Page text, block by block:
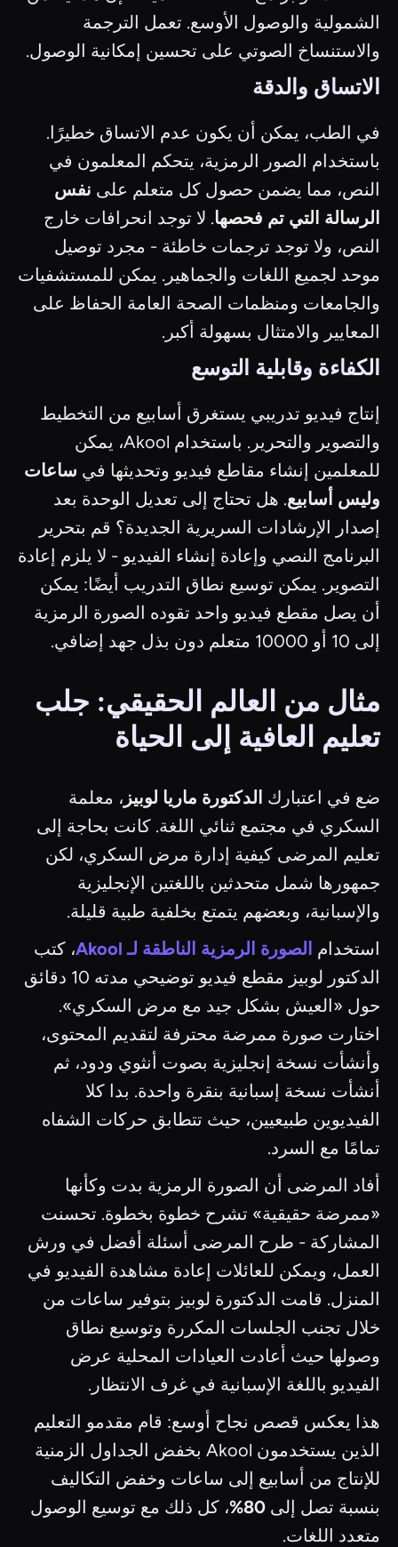
الشمولية والوصول الأوسع. تعمل الترجمة
والاستنساخ الصوتي على تحسين إمكانية الوصول.
الاتساق والدقة
في الطب، يمكن أن يكون عدم الاتساق خطيرًا.
باستخدام الصور الرمزية، يتحكم المعلمون في
النص، مما يضمن حصول كل متعلم على نفس
الرسالة التي تم فحصها. لا توجد انحرافات خارج
النص، ولا توجد ترجمات خاطئة - مجرد توصيل
موحد لجميع اللغات والجماهير. يمكن للمستشفيات
والجامعات ومنظمات الصحة العامة الحفاظ على
المعايير والامتثال بسهولة أكبر.
الكفاءة وقابلية التوسع
إنتاج فيديو تدريبي يستغرق أسابيع من التخطيط
والتصوير والتحرير. باستخدام Akool، يمكن
للمعلمين إنشاء مقاطع فيديو وتحديثها في ساعات
وليس أسابيع. هل تحتاج إلى تعديل الوحدة بعد
إصدار الإرشادات السريرية الجديدة؟ قم بتحرير
البرنامج النصي وإعادة إنشاء الفيديو - لا يلزم إعادة
التصوير. يمكن توسيع نطاق التدريب أيضًا: يمكن
أن يصل مقطع فيديو واحد تقوده الصورة الرمزية
إلى 10 أو 10000 متعلم دون بذل جهد إضافي.
مثال من العالم الحقيقي: جلب
تعليم العافية إلى الحياة
ضع في اعتبارك الدكتورة ماريا لوبيز ، معلمة
السكري في مجتمع ثنائي اللغة. كانت بحاجة إلى
تعليم المرضى كيفية إدارة مرض السكري، لكن
جمهورها شمل متحدثين باللغتين الإنجليزية
والإسبانية، وبعضهم يتمتع بخلفية طبية قليلة.
استخدام الصورة الرمزية الناطقة لـ Akool
، كتب
الدكتور لوبيز مقطع فيديو توضيحي مدته 10 دقائق
حول «العيش بشكل جيد مع مرض السكري».
اختارت صورة ممرضة محترفة لتقديم المحتوى،
وأنشأت نسخة إنجليزية بصوت أنثوي ودود، ثم
أنشأت نسخة إسبانية بنقرة واحدة. بدا كلا
الفيديوين طبيعيين، حيث تتطابق حركات الشفاه
تمامًا مع السرد.
أفاد المرضى أن الصورة الرمزية بدت وكأنها
«ممرضة حقيقية» تشرح خطوة بخطوة. تحسنت
المشاركة - طرح المرضى أسئلة أفضل في ورش
العمل، ويمكن للعائلات إعادة مشاهدة الفيديو في
المنزل. قامت الدكتورة لوبيز بتوفير ساعات من
خلال تجنب الجلسات المكررة وتوسيع نطاق
وصولها حيث أعادت العيادات المحلية عرض
الفيديو باللغة الإسبانية في غرف الانتظار.
هذا يعكس قصص نجاح أوسع: قام مقدمو التعليم
الذين يستخدمون Akool بخفض الجداول الزمنية
للإنتاج من أسابيع إلى ساعات وخفض التكاليف
بنسبة تصل إلى 80%
، كل ذلك مع توسيع الوصول
متعدد اللغات.